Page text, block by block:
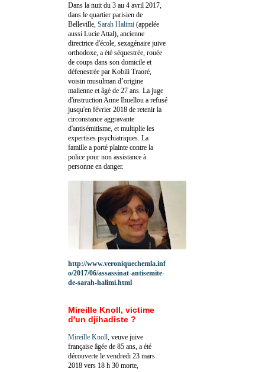
Dans la nuit du 3 au 4 avril 2017,
dans le quartier parisien de
Belleville, Sarah Halimi (appelée
aussi Lucie Attal), ancienne
directrice d'école, sexagénaire juive
orthodoxe, a été séquestrée, rouée
de coups dans son domicile et
défenestrée par Kobili Traoré,
voisin musulman d’origine
malienne et âgé de 27 ans. La juge
d'instruction Anne Ihuellou a refusé
jusqu'en février 2018 de retenir la
circonstance aggravante
d'antisémitisme, et multiplie les
expertises psychiatriques. La
famille a porté plainte contre la
police pour non assistance à
personne en danger.
http://www.veroniquechemla.inf
o/2017/06/assassinat-antisemite-
de-sarah-halimi.html
Mireille Knoll, victime
d'un djihadiste ?
Mireille Knoll , veuve juive
française âgée de 85 ans, a été
découverte le vendredi 23 mars
2018 vers 18 h 30 morte,